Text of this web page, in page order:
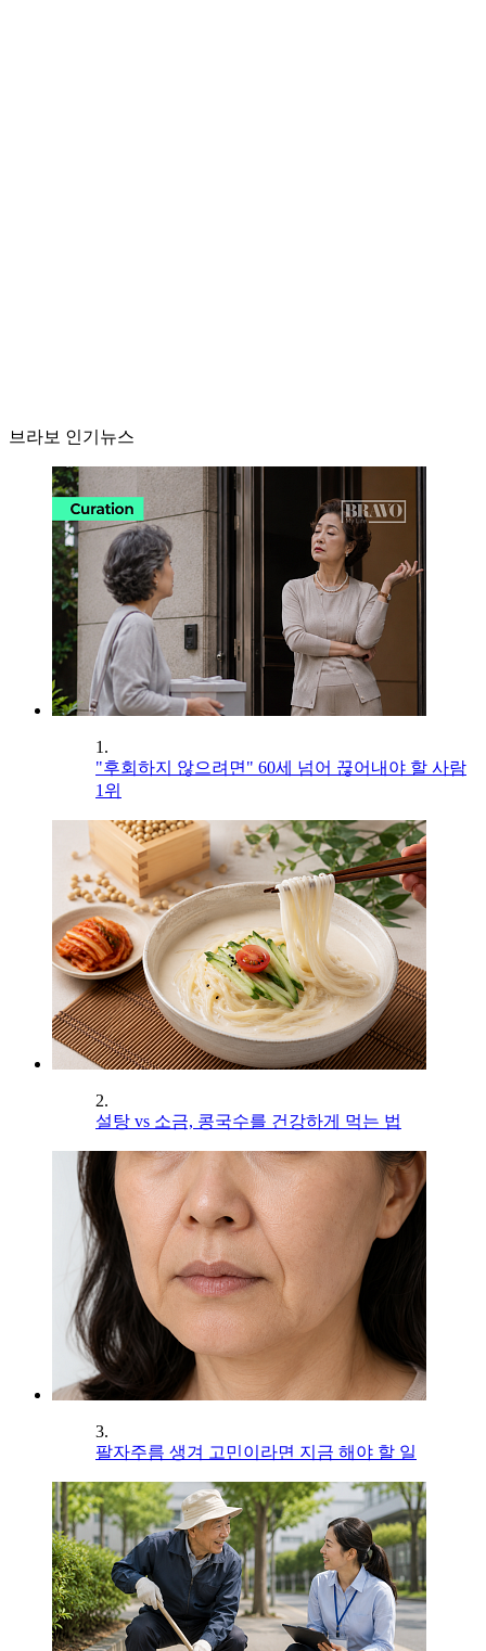
브라보 인기뉴스
1.
"후회하지 않으려면" 60세 넘어 끊어내야 할 사람
1위
2.
설탕 vs 소금, 콩국수를 건강하게 먹는 법
3.
팔자주름 생겨 고민이라면 지금 해야 할 일